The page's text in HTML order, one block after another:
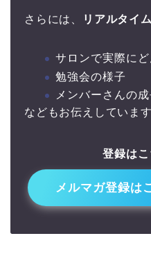
さらには、 リアルタイ
サロンで実際に
勉強会の様子
メンバーさんの
などもお伝えしています
登録はこ
メルマガ登録は